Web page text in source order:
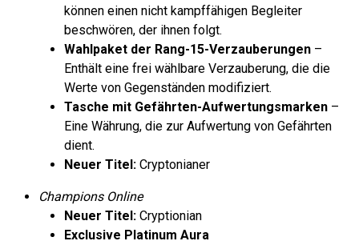
können einen nicht kampffähigen Begleiter
beschwören, der ihnen folgt.
Wahlpaket der Rang-15-Verzauberungen –
Enthält eine frei wählbare Verzauberung, die die
Werte von Gegenständen modifiziert.
Tasche mit Gefährten-Aufwertungsmarken –
Eine Währung, die zur Aufwertung von Gefährten
dient.
Neuer Titel: Cryptonianer
Champions Online
Neuer Titel: Cryptionian
Exclusive Platinum Aura